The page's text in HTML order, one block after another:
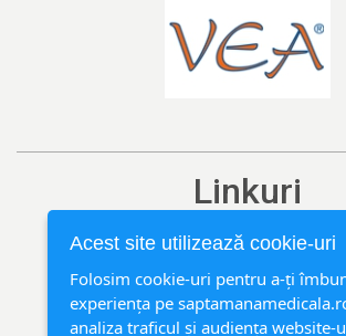
Linkuri
Ediția curentă
Arhivă
Rubrici
Acest site utilizează cookie-uri
Folosim cookie-uri pentru a-ți
experiența pe
analiza traficul și audiența website-